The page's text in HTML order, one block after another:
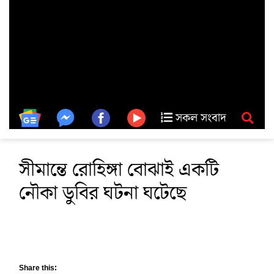
সকল সংবাদ
সীমান্তে রোহিঙ্গা বোঝাই একটি
নৌকা ডুবির ঘটনা ঘটেছে
Share this: